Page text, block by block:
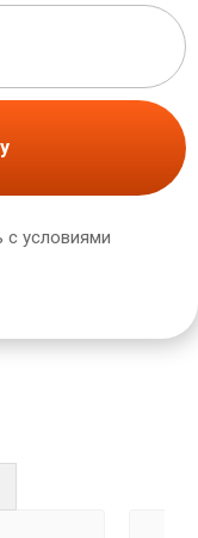
с условиями